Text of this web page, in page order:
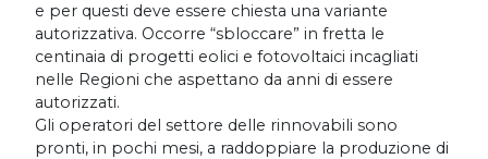
e per questi deve essere chiesta una variante
autorizzativa. Occorre “sbloccare” in fretta le
centinaia di progetti eolici e fotovoltaici incagliati
nelle Regioni che aspettano da anni di essere
autorizzati.
Gli operatori del settore delle rinnovabili sono
pronti, in pochi mesi, a raddoppiare la produzione di